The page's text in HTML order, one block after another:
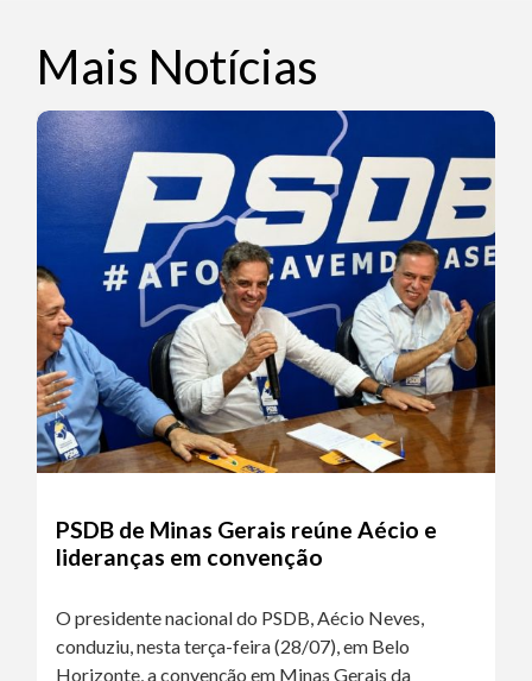
Mais Notícias
PSDB de Minas Gerais reúne Aécio e
lideranças em convenção
O presidente nacional do PSDB, Aécio Neves,
conduziu, nesta terça-feira (28/07), em Belo
Horizonte, a convenção em Minas Gerais da